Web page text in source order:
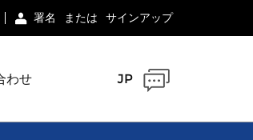
署名 または サインアップ
わせ JP